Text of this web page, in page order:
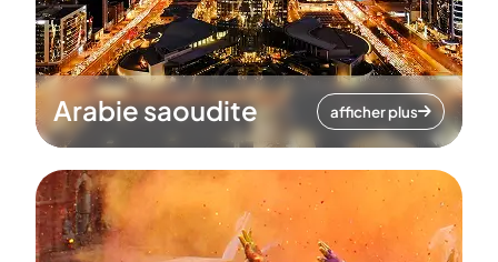
Arabie saoudite afficher plus